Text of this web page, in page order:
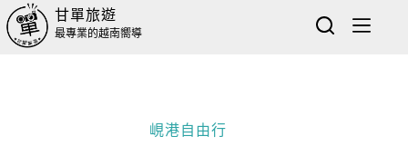
甘單旅遊
最專業的越南嚮導
峴港自由行